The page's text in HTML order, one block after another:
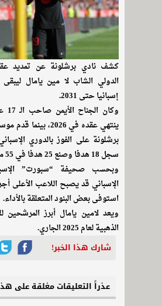
كشف نادي برشلونة عن تمديد عقد
الدولي الشاب لا مين يامال
إسبانيا حتى 2031.
ينتهي عقده في 2026،
برشلونة على الفوز بالدوري
سجل 18 هدفا وصنع 25 هدفا في 55 مباراة.
وبحسب صحيفة “سبورت”
الإسباني قد يصبح اللاعب الأعلى
استوفى بعض البنود المتعلقة بالأداء.
ويعد لامين يامال أبرز المرشحين
الذهبية لعام 2025 الجاري.
شارك هذا الخبر!
عذراً التعليقات مغلقة على